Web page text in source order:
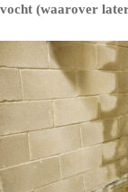
vocht (waarover